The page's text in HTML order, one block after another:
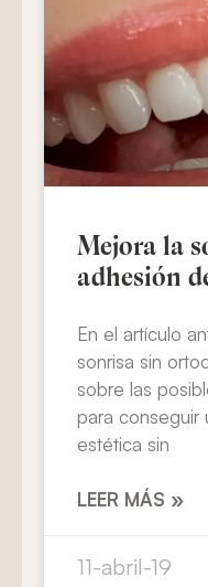
Mejora la
adhesión
En el artículo
sonrisa sin
sobre las
para conseguir
estética sin
LEER MÁS »
11-abril-19